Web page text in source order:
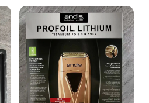
ensures consistent
your projects. The high-
are engineered to
heavy-duty use, making it an
and DIY
design and lightweight
ease of handling, allowing
details with precision.